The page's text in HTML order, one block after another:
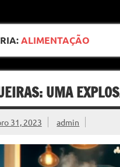
ALIMENTAÇÃO
UMA
31, 2023 admin